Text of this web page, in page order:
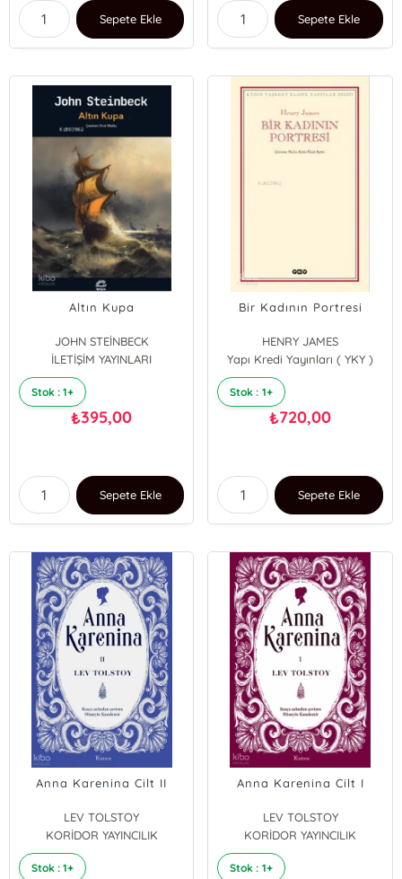
Sepete Ekle Sepete Ekle
Altın Kupa
JOHN STEİNBECK
İLETİŞİM YAYINLARI
Stok : 1+
₺395,00
Sepete Ekle
Bir Kadının Portresi
HENRY JAMES
Yapı Kredi Yayınları ( YKY )
Stok : 1+
₺720,00
Sepete Ekle
Anna Karenina Cilt II
LEV TOLSTOY
KORİDOR YAYINCILIK
Stok : 1+
Anna Karenina Cilt I
LEV TOLSTOY
KORİDOR YAYINCILIK
Stok : 1+